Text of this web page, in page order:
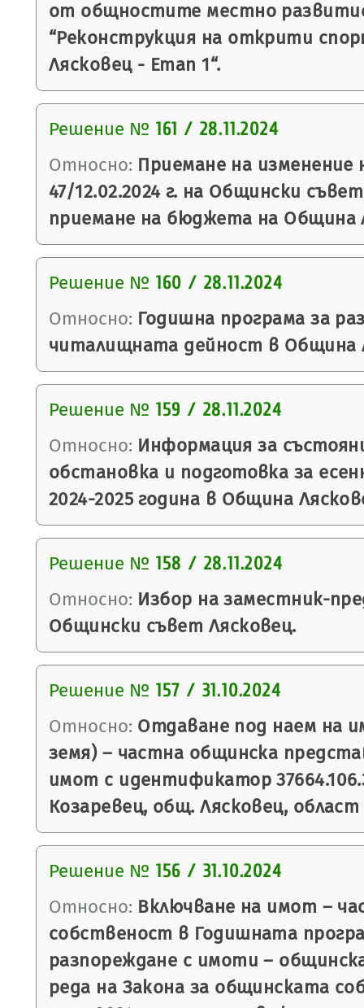
от общностите местно
“Реконструкция на открити
Лясковец - Етап 1“.
Решение № 161 / 28.11.2024
Относно: Приемане на
47/12.02.2024 г. на Общински
приемане на бюджета на Община
Решение № 160 / 28.11.2024
Относно: Годишна програма за
читалищната дейност в Община
Решение № 159 / 28.11.2024
Относно: Информация за
обстановка и подготовка за
2024-2025 година в Община
Решение № 158 / 28.11.2024
Относно: Избор на заместник-
Общински съвет Лясковец.
Решение № 157 / 31.10.2024
Относно: Отдаване под наем на
земя) – частна общинска
имот с идентификатор
Козаревец, общ. Лясковец,
Решение № 156 / 31.10.2024
Относно: Включване на имот –
собственост в Годишната
разпореждане с имоти –
реда на Закона за общинската